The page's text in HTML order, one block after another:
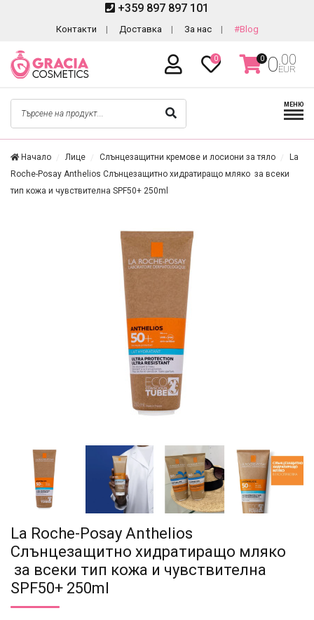
+359 897 897 101
Контакти Доставка За нас #Blog
0 0 0.00
EUR
МЕНЮ
Начало Лице Слънцезащитни кремове и лосиони за тяло
La
Roche-Posay Anthelios Слънцезащитно хидратиращо мляко за всеки
тип кожа и чувствителна SPF50+ 250ml
La Roche-Posay Anthelios
Слънцезащитно хидратиращо мляко
за всеки тип кожа и чувствителна
SPF50+ 250ml